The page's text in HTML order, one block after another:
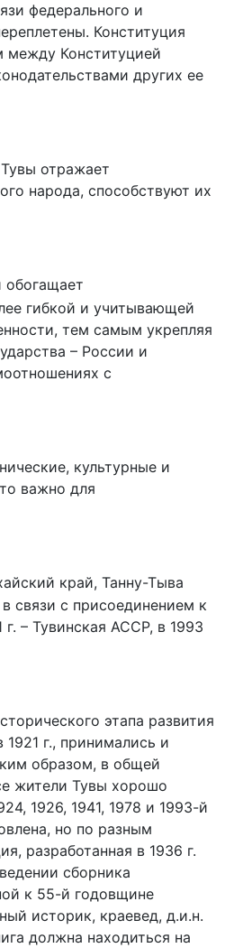
федерального и
Конституция
между Конституцией
других ее
отражает
народа, способствуют их
обогащает
гибкой и учитывающей
тем самым укрепляя
– России и
с
культурные и
важно для
край, Танну-Тыва
связи с присоединением к
– Тувинская АССР, в 1993
этапа развития
г., принимались и
образом, в общей
жители Тувы хорошо
1926, 1941, 1978 и 1993-й
но по разным
разработанная в 1936 г.
сборника
к 55-й годовщине
историк, краевед, д.и.н.
должна находиться на